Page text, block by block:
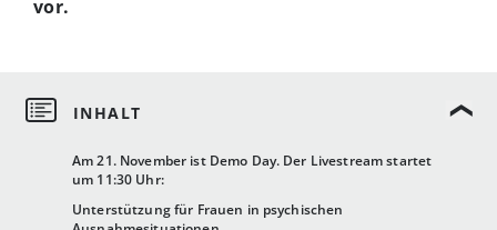
Am 21. November ist Demo Day. Der Livestream startet
um 11:30 Uhr:
Unterstützung für Frauen in psychischen
vor.